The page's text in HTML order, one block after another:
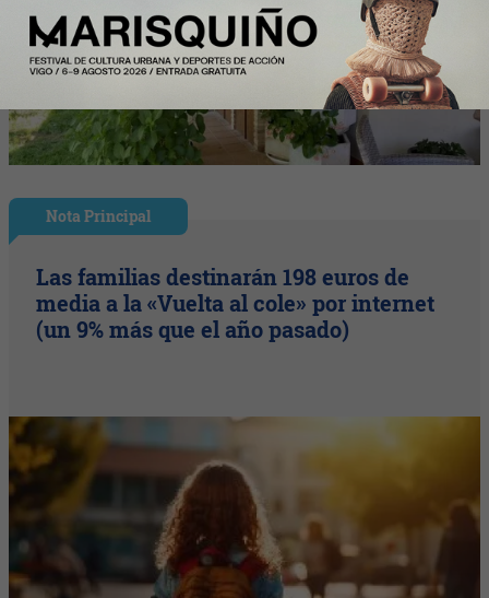
Nota Principal
Las familias destinarán 198 euros de
media a la «Vuelta al cole» por internet
(un 9% más que el año pasado)